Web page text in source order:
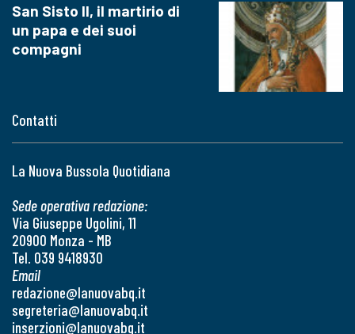
Contatti
La Nuova Bussola Quotidiana
Sede operativa redazione:
Via Giuseppe Ugolini, 11
20900 Monza - MB
Tel. 039 9418930
Email
redazione@lanuovabq.it
segreteria@lanuovabq.it
inserzioni@lanuovabq.it
San Sisto II, il martirio di
un papa e dei suoi
compagni